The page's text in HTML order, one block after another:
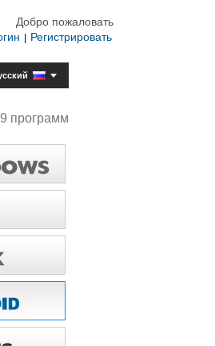
Добро пожаловать
Регистрировать
программ